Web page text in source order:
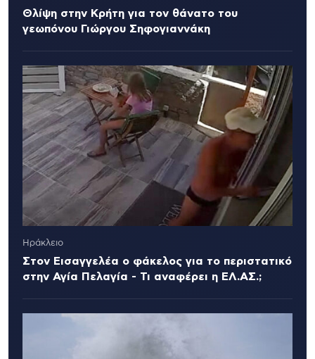
Θλίψη στην Κρήτη για τον θάνατο του
γεωπόνου Γιώργου Σηφογιαννάκη
Ηράκλειο
Στον Εισαγγελέα ο φάκελος για το περιστατικό
στην Αγία Πελαγία - Τι αναφέρει η ΕΛ.ΑΣ.;